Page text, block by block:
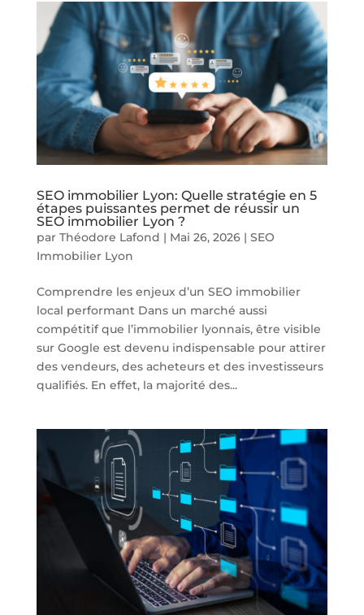
SEO immobilier Lyon: Quelle stratégie en 5
étapes puissantes permet de réussir un
SEO immobilier Lyon ?
par Théodore Lafond | Mai 26, 2026| SEO
Immobilier Lyon
Comprendre les enjeux d’un SEO immobilier
local performant Dans un marché aussi
compétitif que l’immobilier lyonnais, être visible
sur Google est devenu indispensable pour attirer
des vendeurs, des acheteurs et des investisseurs
qualifiés. En effet, la majorité des...